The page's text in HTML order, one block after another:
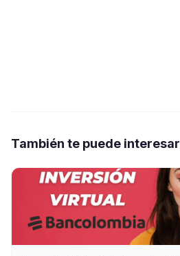
También te puede interesar